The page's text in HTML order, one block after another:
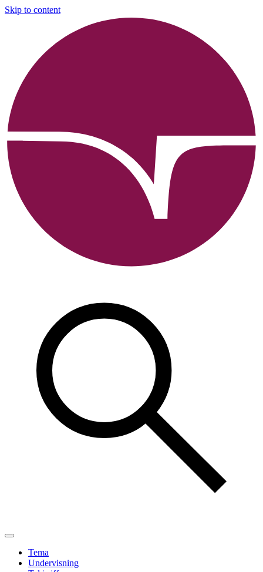
Skip to content
Tema
Undervisning